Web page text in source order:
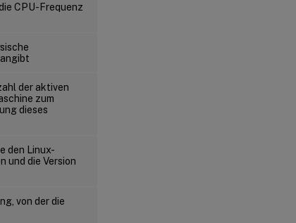
CPU-Frequenz
der aktiven
zum
dieses
den Linux-
und die Version
von der die